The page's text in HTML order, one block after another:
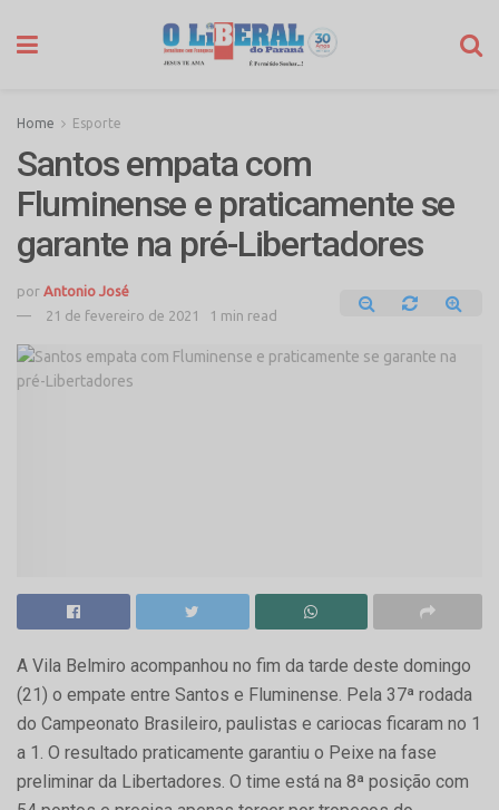
Home Esporte
Santos empata com
Fluminense e praticamente se
garante na pré-Libertadores
por Antonio José
21 de fevereiro de 2021
1 min read
A Vila Belmiro acompanhou no fim da tarde deste domingo
(21) o empate entre Santos e Fluminense. Pela 37ª rodada
do Campeonato Brasileiro, paulistas e cariocas ficaram no 1
a 1. O resultado praticamente garantiu o Peixe na fase
preliminar da Libertadores. O time está na 8ª posição com